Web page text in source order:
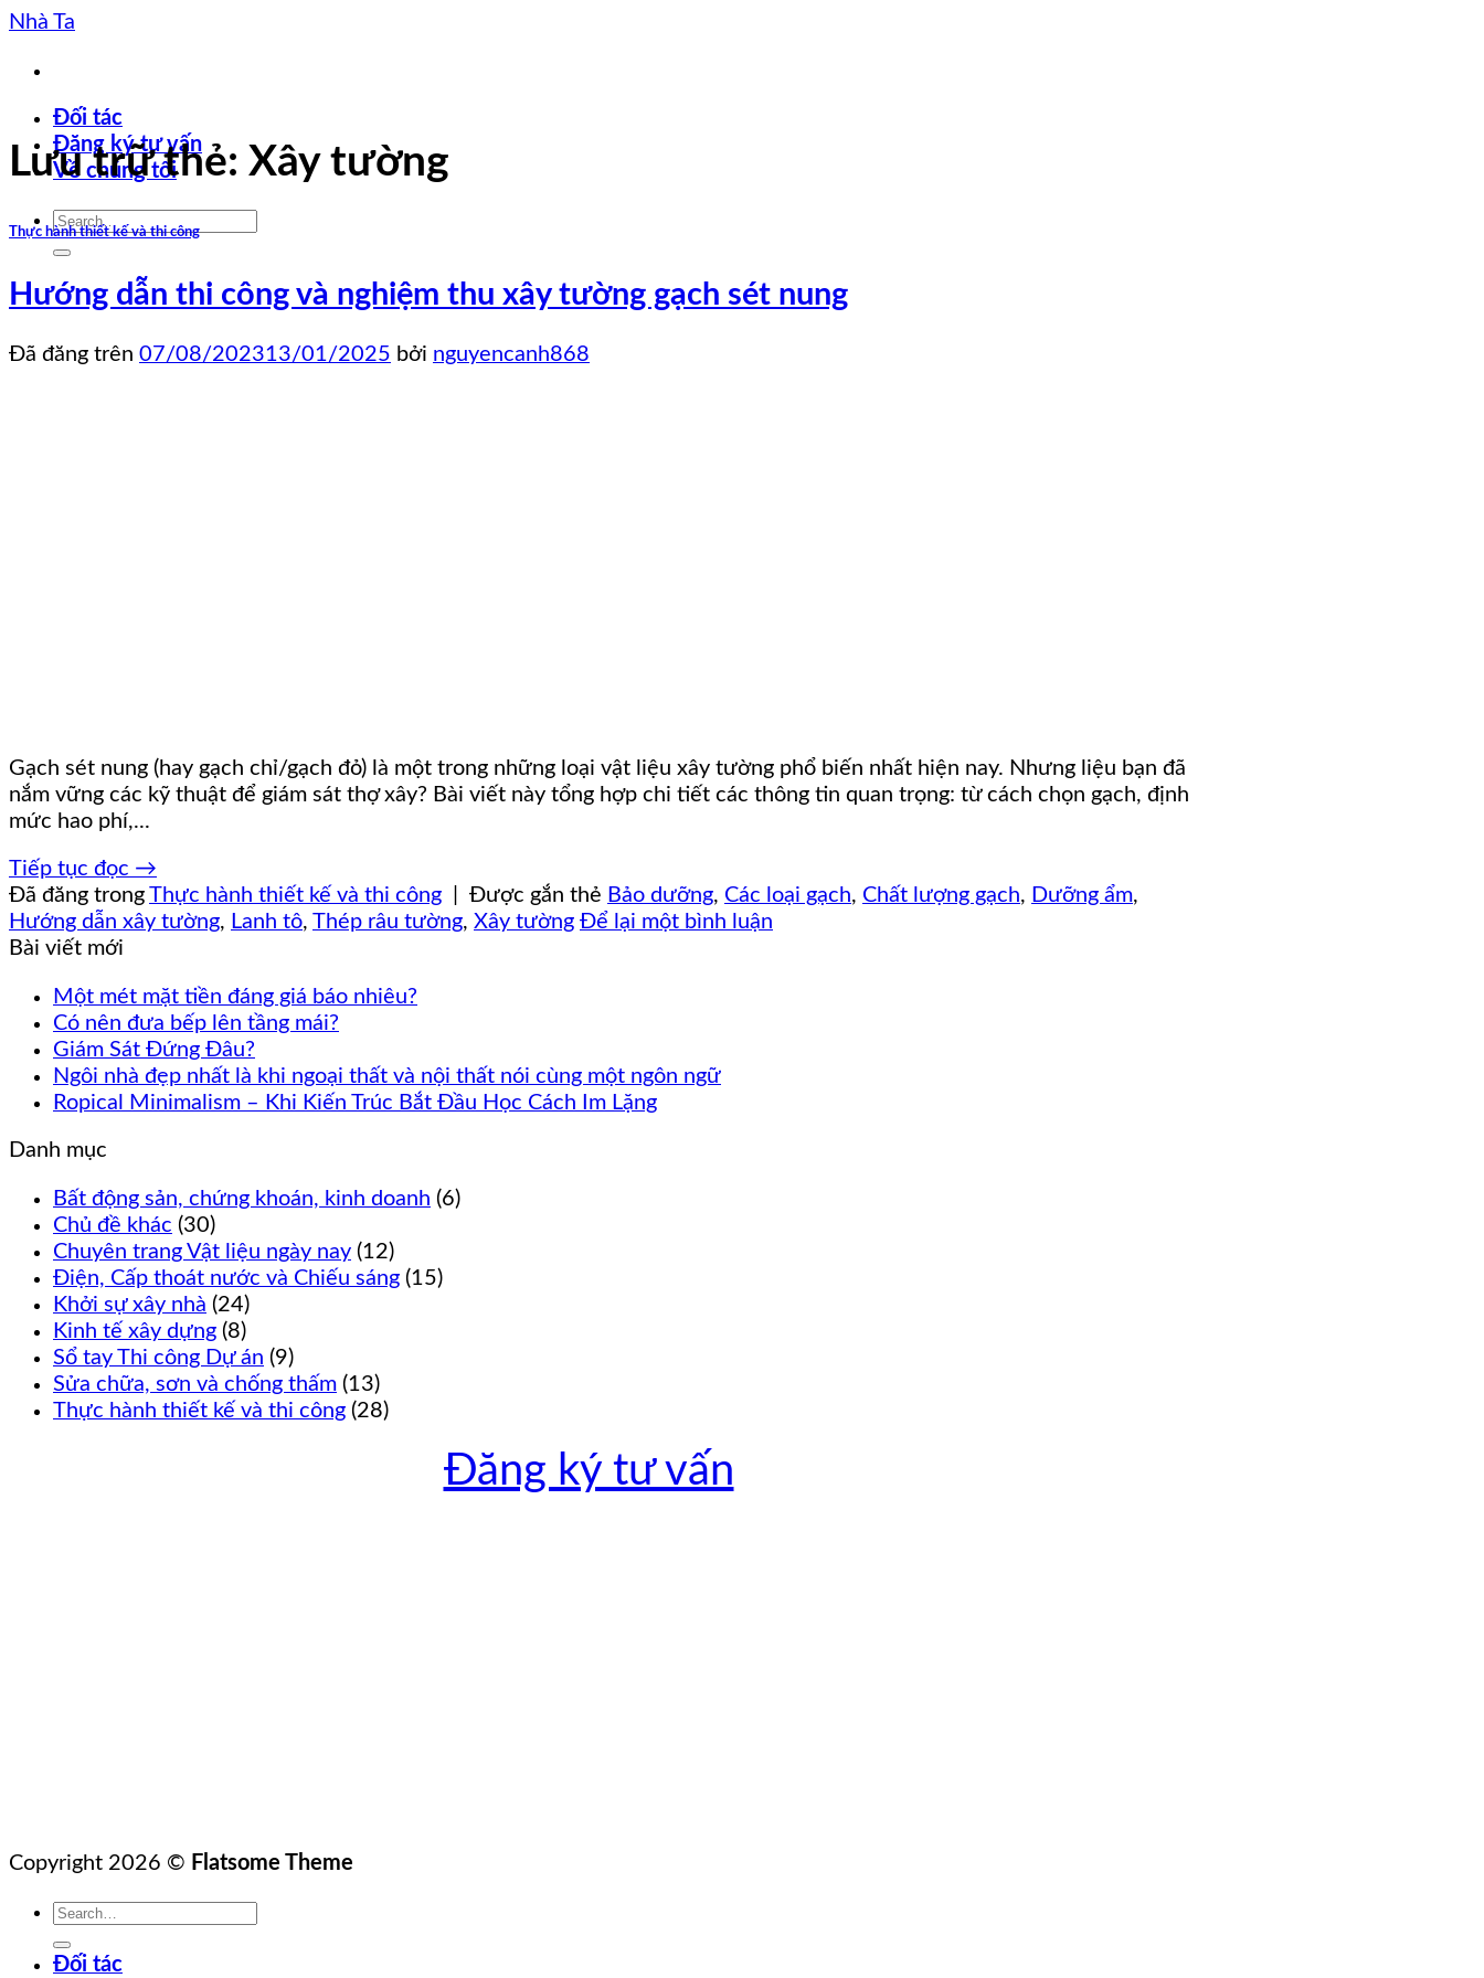
Chuyển
nội
Nhà Ta
Đối tác
Đăng ký tư vấn
Về chúng tôi
Lưu trữ thẻ: Xây tường
Thực hành thiết kế và thi công
Hướng dẫn thi công và nghiệm thu xây tường gạch sét nung
Đã đăng trên 07/08/202313/01/2025 bởi nguyencanh868
Gạch sét nung (hay gạch chỉ/gạch đỏ) là một trong những loại vật liệu xây tường phổ biến nhất hiện nay. Nhưng liệu bạn đã
nắm vững các kỹ thuật để giám sát thợ xây? Bài viết này tổng hợp chi tiết các thông tin quan trọng: từ cách chọn gạch, định
mức hao phí,...
Tiếp tục đọc →
Đã đăng trong Thực hành thiết kế và thi công Được gắn thẻ Bảo dưỡng, Các loại gạch, Chất lượng gạch, Dưỡng ẩm,
Hướng dẫn xây tường, Lanh tô, Thép râu tường, Xây tường Để lại một bình luận
Bài viết mới
Một mét mặt tiền đáng giá báo nhiêu?
Có nên đưa bếp lên tầng mái?
Giám Sát Đứng Đâu?
Ngôi nhà đẹp nhất là khi ngoại thất và nội thất nói cùng một ngôn ngữ
Ropical Minimalism – Khi Kiến Trúc Bắt Đầu Học Cách Im Lặng
Danh mục
Bất động sản, chứng khoán, kinh doanh (6)
Chủ đề khác (30)
Chuyên trang Vật liệu ngày nay (12)
Điện, Cấp thoát nước và Chiếu sáng (15)
Khởi sự xây nhà (24)
Kinh tế xây dựng (8)
Sổ tay Thi công Dự án (9)
Sửa chữa, sơn và chống thấm (13)
Thực hành thiết kế và thi công (28)
Đăng ký tư vấn
Copyright 2026 © Flatsome Theme
Đối tác